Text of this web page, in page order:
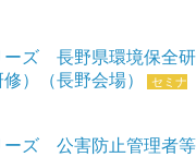
ーズ 長野県環境保全研
）（長野会場）
セミナ
ーズ 公害防止管理者等